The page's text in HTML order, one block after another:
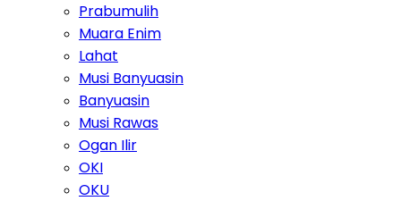
Prabumulih
Muara Enim
Lahat
Musi Banyuasin
Banyuasin
Musi Rawas
Ogan Ilir
OKI
OKU